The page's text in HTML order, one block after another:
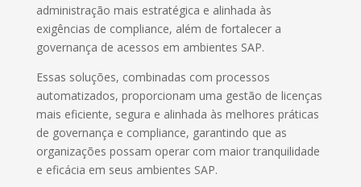
administração mais estratégica e alinhada às
exigências de compliance, além de fortalecer a
governança de acessos em ambientes SAP.
Essas soluções, combinadas com processos
automatizados, proporcionam uma gestão de licenças
mais eficiente, segura e alinhada às melhores práticas
de governança e compliance, garantindo que as
organizações possam operar com maior tranquilidade
e eficácia em seus ambientes SAP.